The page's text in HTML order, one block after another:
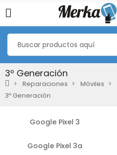
3º Generación
Reparaciones Móviles
3º Generación
Google Pixel 3
Google Pixel 3a